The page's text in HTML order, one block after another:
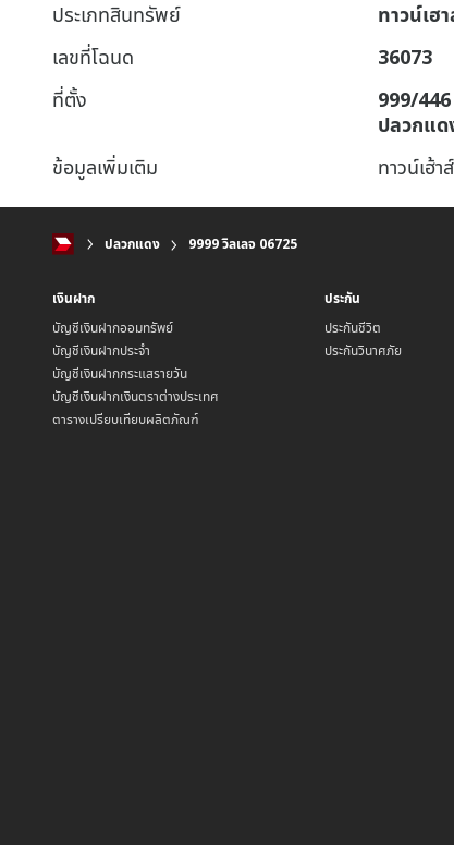
ประเภทสินทรัพย์
ทาวน์เฮ
เลขที่โฉนด
36073
ที่ตั้ง
999/
ปลวกแด
ข้อมูลเพิ่มเติม
ทาวน์เฮ้า
ปลวกแดง 9999 วิลเลจ 06725
เงินฝาก
บัญชีเงินฝากออมทรัพย์
บัญชีเงินฝากประจำ
บัญชีเงินฝากกระแสรายวัน
บัญชีเงินฝากเงินตราต่างประเทศ
ตารางเปรียบเทียบผลิตภัณฑ์
ประกัน
ประกันชีวิต
ประกันวินาศภัย